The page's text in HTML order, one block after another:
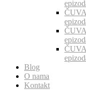
Blog
O nama
Kontakt